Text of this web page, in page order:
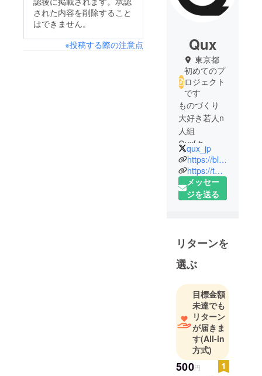
された内容を削除すること
はできません。
※投稿する際の注意点
Qux
東京都
初めてのプ
ロジェクト
です
ものづくり
大好き若人n
人組
Qux[キュー]
です
qux_jp
https://blog.qux-jp.com
https://twitter.com/qux_jp/
メッセー
ジを送る
リターンを
選ぶ
目標金額
未達でも
リターン
が届きま
す(All-in
方式)
500円